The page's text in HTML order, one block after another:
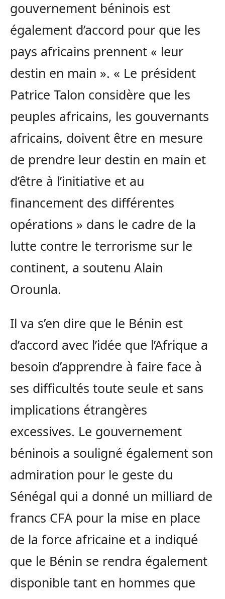
gouvernement béninois est
également d’accord pour que les
pays africains prennent « leur
destin en main ». « Le président
Patrice Talon considère que les
peuples africains, les gouvernants
africains, doivent être en mesure
de prendre leur destin en main et
d’être à l’initiative et au
financement des différentes
opérations » dans le cadre de la
lutte contre le terrorisme sur le
continent, a soutenu Alain
Orounla.
Il va s’en dire que le Bénin est
d’accord avec l’idée que l’Afrique a
besoin d’apprendre à faire face à
ses difficultés toute seule et sans
implications étrangères
excessives. Le gouvernement
béninois a souligné également son
admiration pour le geste du
Sénégal qui a donné un milliard de
francs CFA pour la mise en place
de la force africaine et a indiqué
que le Bénin se rendra également
disponible tant en hommes que